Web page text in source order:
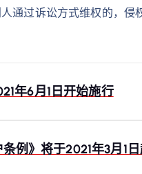
通过诉讼方式维权的，
年6月1日开始施行
例》将于2021年3月1